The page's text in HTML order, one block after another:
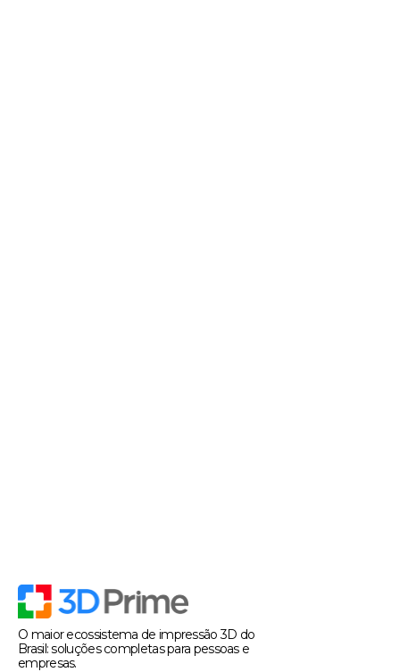
O maior ecossistema de impressão 3D do
Brasil: soluções completas para pessoas e
empresas.